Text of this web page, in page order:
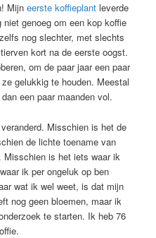
Mijneerste koffieplant leverde
genoeg om een kop koffie
nog slechter, met slechts
kort na de eerste oogst.
om de paar jaar een paar
gelukkig te houden. Meestal
een paar maanden vol.
Misschien is het de
de lichte toename van
Misschien is het iets waar ik
ik per ongeluk op ben
wat ik wel weet, is dat mijn
nog geen bloemen, maar ik
te starten. Ik heb 76